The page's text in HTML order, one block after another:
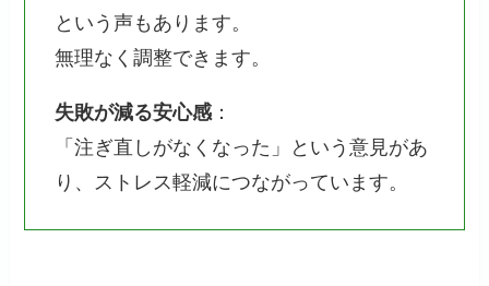
という声もあります。
無理なく調整できます。
失敗が減る安心感 ：
「注ぎ直しがなくなった」という意見があ
り、ストレス軽減につながっています。